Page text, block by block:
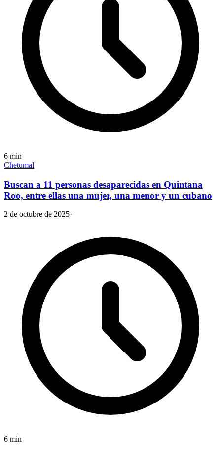
6 min
Chetumal
Buscan a 11 personas desaparecidas en Quintana
Roo, entre ellas una mujer, una menor y un cubano
2 de octubre de 2025·
6 min